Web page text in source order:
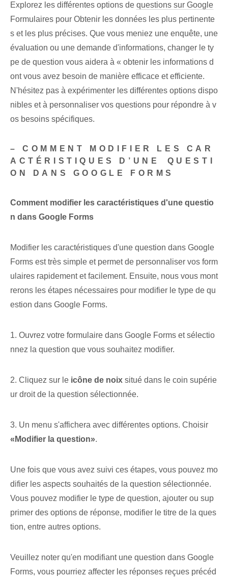
Explorez les différentes options⁤ de questions sur Google
Formulaires pour ‍Obtenir les données les plus pertinente
s et les plus précises. Que vous meniez une enquête, une
évaluation ou une demande d'informations, ‌changer‌ le ty
pe de question⁢ vous aidera⁤ à « obtenir les informations⁤ d
ont vous avez besoin de manière efficace⁣ et efficiente.
N'hésitez pas à expérimenter les différentes options dispo
nibles et à personnaliser vos questions pour répondre à v
os besoins spécifiques.
– COMMENT MODIFIER LES CAR
ACTÉRISTIQUES D’UNE⁢ QUESTI
ON DANS GOOGLE FORMS
Comment modifier les caractéristiques d'une questio
n dans Google Forms
Modifier les caractéristiques d'une question dans Google
Forms est très simple et permet de personnaliser vos form
ulaires rapidement et facilement. Ensuite, nous vous mont
rerons les étapes nécessaires pour modifier le type de qu
estion dans Google Forms.
1. Ouvrez votre ‌formulaire dans Google Forms et ⁢sélectio
nnez la question​ que vous souhaitez modifier.
2. Cliquez sur le icône de noix situé dans le coin supérie
ur droit de la question sélectionnée.
3.⁣ Un menu s'affichera avec différentes options. Choisir
«Modifier la question».
Une fois que vous avez suivi ces étapes, vous pouvez mo
difier les aspects souhaités de la question sélectionnée.
Vous pouvez modifier le type de question, ajouter ou sup
primer des options de réponse, modifier le titre de la ques
tion, entre autres options.
Veuillez noter qu'en modifiant une question dans Google
Forms, vous pourriez affecter les réponses reçues précéd